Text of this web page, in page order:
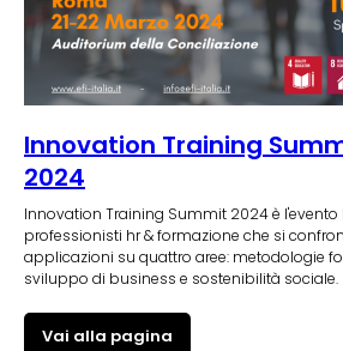
Innovation Training
2024
Innovation Training Summit 2024 è l'evento
professionisti hr & formazione che si
applicazioni su quattro aree: metodologie
sviluppo di business e sostenibi lità sociale.
Vai alla pagina